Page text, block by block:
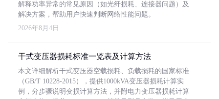
解释功率异常的常见原因（如光纤损耗、连接器问题）及
解决方案，帮助用户快速判断网络性能问题。
2026年8月4日
干式变压器损耗标准一览表及计算方法
本文详细解析干式变压器空载损耗、负载损耗的国家标准
（GB/T 10228-2015），提供1000kVA变压器损耗计算实
例，分步骤说明变损计算方法，并附电力变压器损耗计算